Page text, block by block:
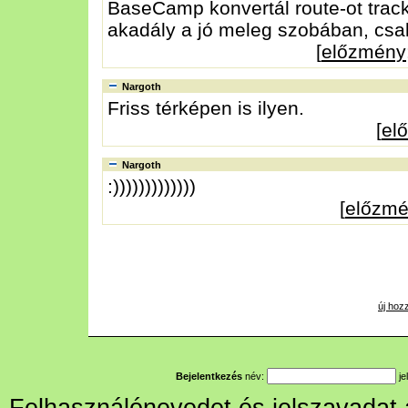
BaseCamp konvertál route-ot
akadály a jó meleg szobában,
[előzmény
Nargoth
Friss térképen is ilyen.
[
Nargoth
:)))))))))))))
[
új
Bejelentkezés név: